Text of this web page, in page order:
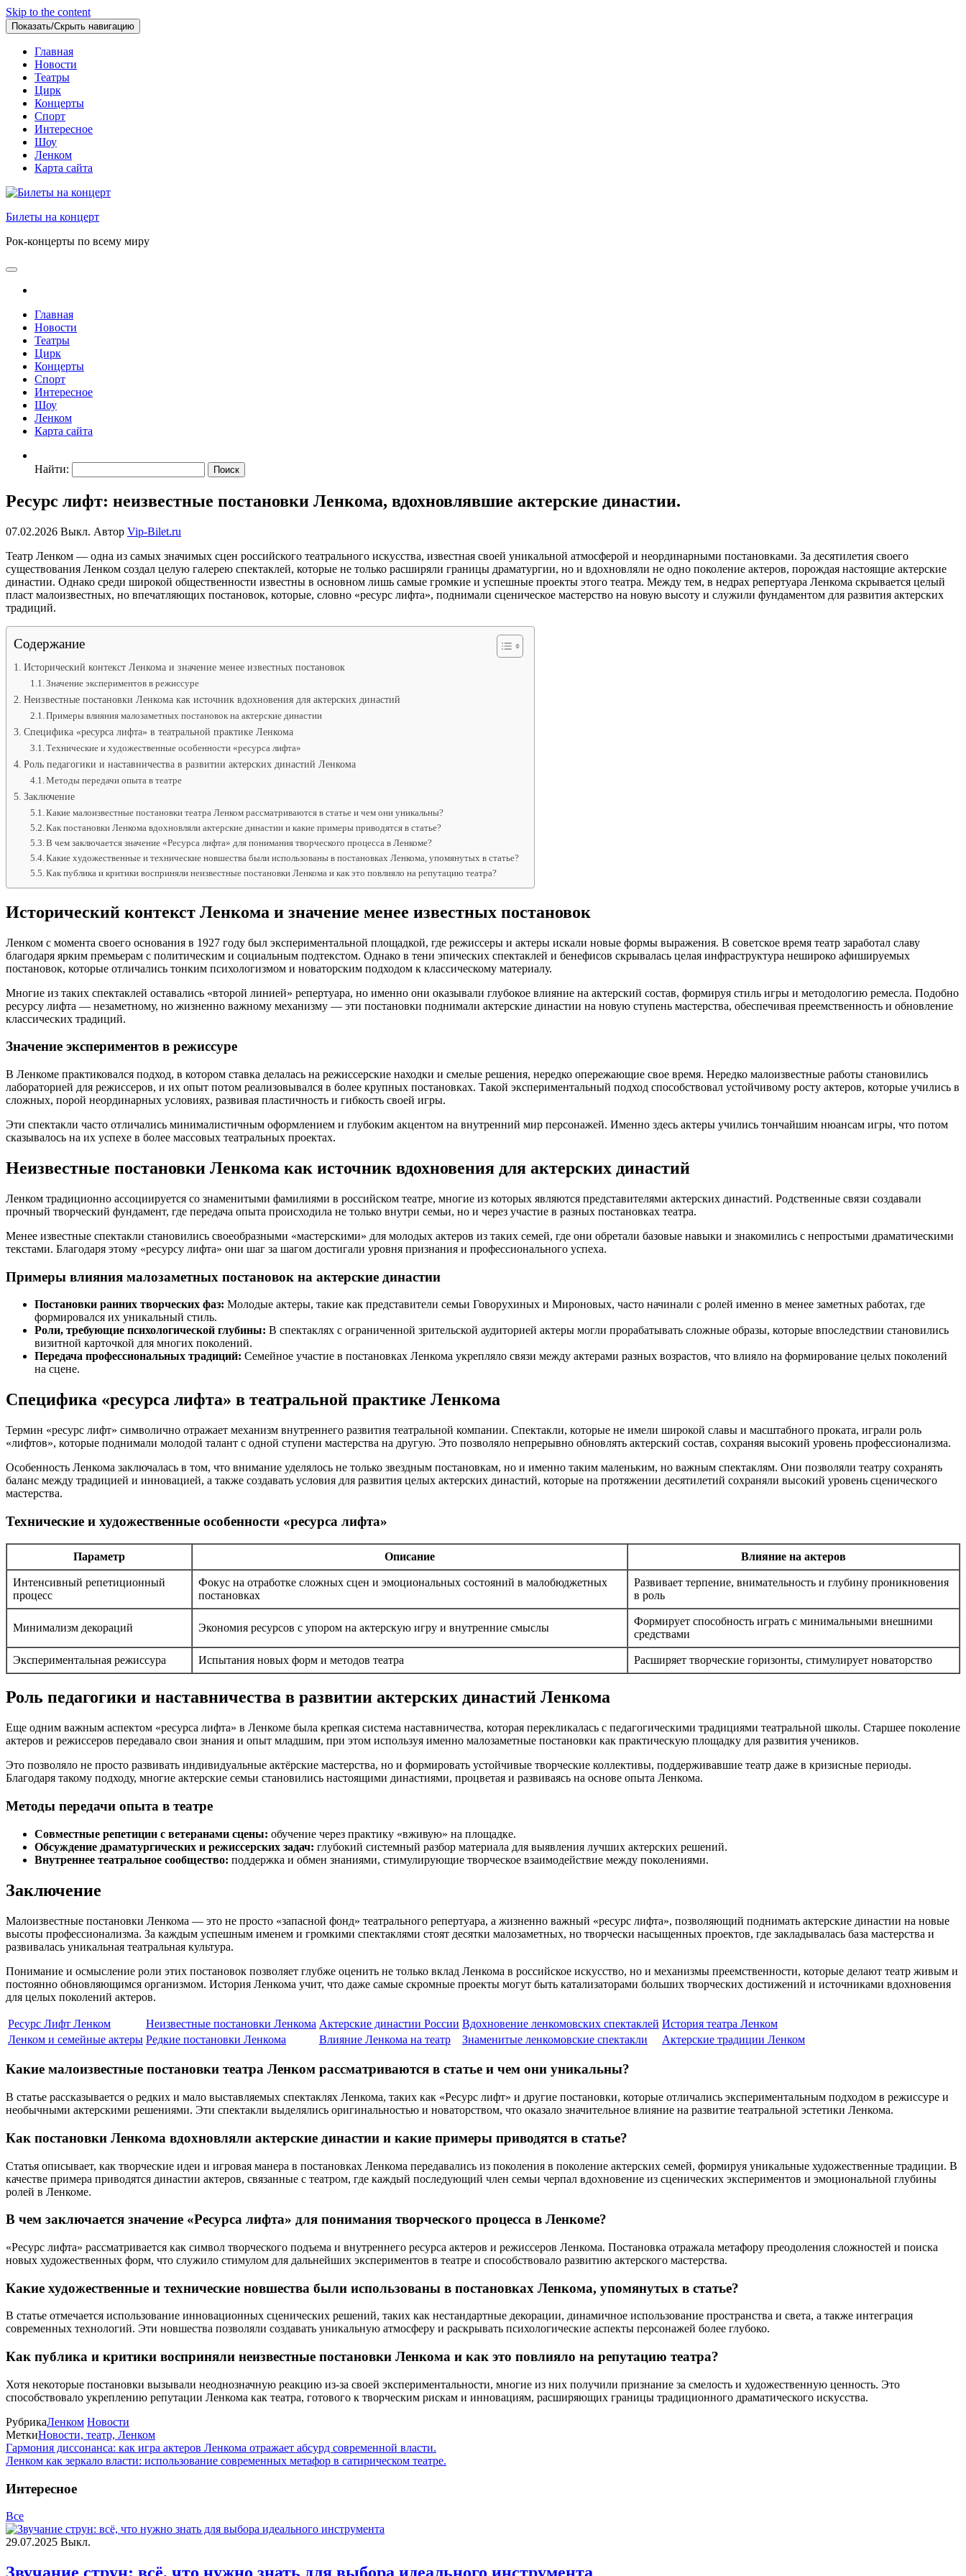
Skip to the content
Показать/Скрыть навигацию
Главная
Новости
Театры
Цирк
Концерты
Спорт
Интересное
Шоу
Ленком
Карта сайта
Билеты на концерт
Рок-концерты по всему миру
Главная
Новости
Театры
Цирк
Концерты
Спорт
Интересное
Шоу
Ленком
Карта сайта
Найти:
Ресурс лифт: неизвестные постановки Ленкома, вдохновлявшие актерские династии.
07.02.2026 Выкл. Автор Vip-Bilet.ru
Театр Ленком — одна из самых значимых сцен российского театрального искусства, известная своей уникальной атмосферой и неординарными постановками. За десятилетия своего
существования Ленком создал целую галерею спектаклей, которые не только расширяли границы драматургии, но и вдохновляли не одно поколение актеров, порождая настоящие актерские
династии. Однако среди широкой общественности известны в основном лишь самые громкие и успешные проекты этого театра. Между тем, в недрах репертуара Ленкома скрывается целый
пласт малоизвестных, но впечатляющих постановок, которые, словно «ресурс лифта», поднимали сценическое мастерство на новую высоту и служили фундаментом для развития актерских
традиций.
Содержание
Исторический контекст Ленкома и значение менее известных постановок
Значение экспериментов в режиссуре
Неизвестные постановки Ленкома как источник вдохновения для актерских династий
Примеры влияния малозаметных постановок на актерские династии
Специфика «ресурса лифта» в театральной практике Ленкома
Технические и художественные особенности «ресурса лифта»
Роль педагогики и наставничества в развитии актерских династий Ленкома
Методы передачи опыта в театре
Заключение
Какие малоизвестные постановки театра Ленком рассматриваются в статье и чем они уникальны?
Как постановки Ленкома вдохновляли актерские династии и какие примеры приводятся в статье?
В чем заключается значение «Ресурса лифта» для понимания творческого процесса в Ленкоме?
Какие художественные и технические новшества были использованы в постановках Ленкома, упомянутых в статье?
Как публика и критики восприняли неизвестные постановки Ленкома и как это повлияло на репутацию театра?
Исторический контекст Ленкома и значение менее известных постановок
Ленком с момента своего основания в 1927 году был экспериментальной площадкой, где режиссеры и актеры искали новые формы выражения. В советское время театр заработал славу
благодаря ярким премьерам с политическим и социальным подтекстом. Однако в тени эпических спектаклей и бенефисов скрывалась целая инфраструктура нешироко афишируемых
постановок, которые отличались тонким психологизмом и новаторским подходом к классическому материалу.
Многие из таких спектаклей оставались «второй линией» репертуара, но именно они оказывали глубокое влияние на актерский состав, формируя стиль игры и методологию ремесла. Подобно
ресурсу лифта — незаметному, но жизненно важному механизму — эти постановки поднимали актерские династии на новую ступень мастерства, обеспечивая преемственность и обновление
классических традиций.
Значение экспериментов в режиссуре
В Ленкоме практиковался подход, в котором ставка делалась на режиссерские находки и смелые решения, нередко опережающие свое время. Нередко малоизвестные работы становились
лабораторией для режиссеров, и их опыт потом реализовывался в более крупных постановках. Такой экспериментальный подход способствовал устойчивому росту актеров, которые учились в
сложных, порой неординарных условиях, развивая пластичность и гибкость своей игры.
Эти спектакли часто отличались минималистичным оформлением и глубоким акцентом на внутренний мир персонажей. Именно здесь актеры учились тончайшим нюансам игры, что потом
сказывалось на их успехе в более массовых театральных проектах.
Неизвестные постановки Ленкома как источник вдохновения для актерских династий
Ленком традиционно ассоциируется со знаменитыми фамилиями в российском театре, многие из которых являются представителями актерских династий. Родственные связи создавали
прочный творческий фундамент, где передача опыта происходила не только внутри семьи, но и через участие в разных постановках театра.
Менее известные спектакли становились своеобразными «мастерскими» для молодых актеров из таких семей, где они обретали базовые навыки и знакомились с непростыми драматическими
текстами. Благодаря этому «ресурсу лифта» они шаг за шагом достигали уровня признания и профессионального успеха.
Примеры влияния малозаметных постановок на актерские династии
Постановки ранних творческих фаз: Молодые актеры, такие как представители семьи Говорухиных и Мироновых, часто начинали с ролей именно в менее заметных работах, где
формировался их уникальный стиль.
Роли, требующие психологической глубины: В спектаклях с ограниченной зрительской аудиторией актеры могли прорабатывать сложные образы, которые впоследствии становились
визитной карточкой для многих поколений.
Передача профессиональных традиций: Семейное участие в постановках Ленкома укрепляло связи между актерами разных возрастов, что влияло на формирование целых поколений
на сцене.
Специфика «ресурса лифта» в театральной практике Ленкома
Термин «ресурс лифт» символично отражает механизм внутреннего развития театральной компании. Спектакли, которые не имели широкой славы и масштабного проката, играли роль
«лифтов», которые поднимали молодой талант с одной ступени мастерства на другую. Это позволяло непрерывно обновлять актерский состав, сохраняя высокий уровень профессионализма.
Особенность Ленкома заключалась в том, что внимание уделялось не только звездным постановкам, но и именно таким маленьким, но важным спектаклям. Они позволяли театру сохранять
баланс между традицией и инновацией, а также создавать условия для развития целых актерских династий, которые на протяжении десятилетий сохраняли высокий уровень сценического
мастерства.
Технические и художественные особенности «ресурса лифта»
Параметр Описание Влияние на актеров
Интенсивный репетиционный
процесс
Фокус на отработке сложных сцен и эмоциональных состояний в малобюджетных
постановках
Развивает терпение, внимательность и глубину проникновения
в роль
Минимализм декораций Экономия ресурсов с упором на актерскую игру и внутренние смыслы
Формирует способность играть с минимальными внешними
средствами
Экспериментальная режиссура Испытания новых форм и методов театра Расширяет творческие горизонты, стимулирует новаторство
Роль педагогики и наставничества в развитии актерских династий Ленкома
Еще одним важным аспектом «ресурса лифта» в Ленкоме была крепкая система наставничества, которая перекликалась с педагогическими традициями театральной школы. Старшее поколение
актеров и режиссеров передавало свои знания и опыт младшим, при этом используя именно малозаметные постановки как практическую площадку для развития учеников.
Это позволяло не просто развивать индивидуальные актёрские мастерства, но и формировать устойчивые творческие коллективы, поддерживавшие театр даже в кризисные периоды.
Благодаря такому подходу, многие актерские семьи становились настоящими династиями, процветая и развиваясь на основе опыта Ленкома.
Методы передачи опыта в театре
Совместные репетиции с ветеранами сцены: обучение через практику «вживую» на площадке.
Обсуждение драматургических и режиссерских задач: глубокий системный разбор материала для выявления лучших актерских решений.
Внутреннее театральное сообщество: поддержка и обмен знаниями, стимулирующие творческое взаимодействие между поколениями.
Заключение
Малоизвестные постановки Ленкома — это не просто «запасной фонд» театрального репертуара, а жизненно важный «ресурс лифта», позволяющий поднимать актерские династии на новые
высоты профессионализма. За каждым успешным именем и громкими спектаклями стоят десятки малозаметных, но творчески насыщенных проектов, где закладывалась база мастерства и
развивалась уникальная театральная культура.
Понимание и осмысление роли этих постановок позволяет глубже оценить не только вклад Ленкома в российское искусство, но и механизмы преемственности, которые делают театр живым и
постоянно обновляющимся организмом. История Ленкома учит, что даже самые скромные проекты могут быть катализаторами больших творческих достижений и источниками вдохновения
для целых поколений актеров.
Ресурс Лифт Ленком Неизвестные постановки Ленкома Актерские династии России Вдохновение ленкомовских спектаклей История театра Ленком
Ленком и семейные актеры Редкие постановки Ленкома Влияние Ленкома на театр Знаменитые ленкомовские спектакли Актерские традиции Ленком
Какие малоизвестные постановки театра Ленком рассматриваются в статье и чем они уникальны?
В статье рассказывается о редких и мало выставляемых спектаклях Ленкома, таких как «Ресурс лифт» и другие постановки, которые отличались экспериментальным подходом в режиссуре и
необычными актерскими решениями. Эти спектакли выделялись оригинальностью и новаторством, что оказало значительное влияние на развитие театральной эстетики Ленкома.
Как постановки Ленкома вдохновляли актерские династии и какие примеры приводятся в статье?
Статья описывает, как творческие идеи и игровая манера в постановках Ленкома передавались из поколения в поколение актерских семей, формируя уникальные художественные традиции. В
качестве примера приводятся династии актеров, связанные с театром, где каждый последующий член семьи черпал вдохновение из сценических экспериментов и эмоциональной глубины
ролей в Ленкоме.
В чем заключается значение «Ресурса лифта» для понимания творческого процесса в Ленкоме?
«Ресурс лифта» рассматривается как символ творческого подъема и внутреннего ресурса актеров и режиссеров Ленкома. Постановка отражала метафору преодоления сложностей и поиска
новых художественных форм, что служило стимулом для дальнейших экспериментов в театре и способствовало развитию актерского мастерства.
Какие художественные и технические новшества были использованы в постановках Ленкома, упомянутых в статье?
В статье отмечается использование инновационных сценических решений, таких как нестандартные декорации, динамичное использование пространства и света, а также интеграция
современных технологий. Эти новшества позволяли создавать уникальную атмосферу и раскрывать психологические аспекты персонажей более глубоко.
Как публика и критики восприняли неизвестные постановки Ленкома и как это повлияло на репутацию театра?
Хотя некоторые постановки вызывали неоднозначную реакцию из-за своей экспериментальности, многие из них получили признание за смелость и художественную ценность. Это
способствовало укреплению репутации Ленкома как театра, готового к творческим рискам и инновациям, расширяющих границы традиционного драматического искусства.
РубрикаЛенком Новости
МеткиНовости, театр, Ленком
Гармония диссонанса: как игра актеров Ленкома отражает абсурд современной власти.
Ленком как зеркало власти: использование современных метафор в сатирическом театре.
Интересное
Все
29.07.2025 Выкл.